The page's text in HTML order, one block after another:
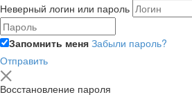
Неверный логин или пароль
Запомнить меня Забыли пароль?
Отправить
Восстановление пароля